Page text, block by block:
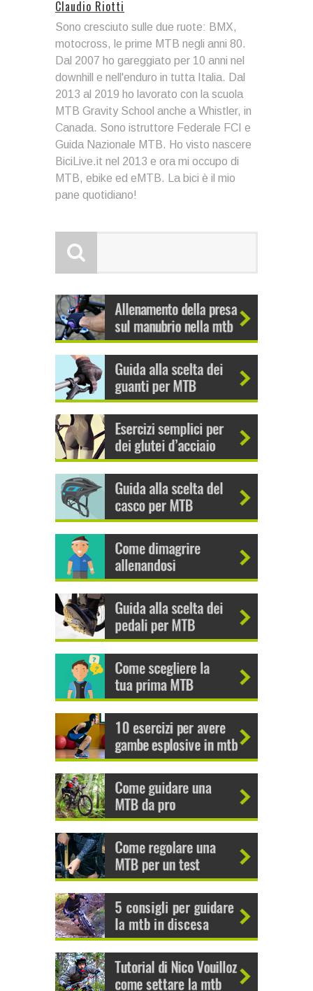
Claudio Riotti
Sono cresciuto sulle due ruote: BMX,
motocross, le prime MTB negli anni 80.
Dal 2007 ho gareggiato per 10 anni nel
downhill e nell'enduro in tutta Italia. Dal
2013 al 2019 ho lavorato con la scuola
MTB Gravity School anche a Whistler, in
Canada. Sono istruttore Federale FCI e
Guida Nazionale MTB. Ho visto nascere
BiciLive.it nel 2013 e ora mi occupo di
MTB, ebike ed eMTB. La bici è il mio
pane quotidiano!